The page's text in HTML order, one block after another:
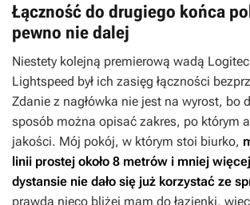
Łączność do drugiego końca
pewno nie dalej
Niestety kolejną premierową wadą
Lightspeed był ich zasięg łączności
Zdanie z nagłówka nie jest na wyrost, bo
sposób można opisać zakres, po którym
jakości. Mój pokój, w którym stoi biurko,
linii prostej około 8 metrów i mniej
dystansie nie dało się już korzystać ze
prawda nieco bliżej mam do łazienki,